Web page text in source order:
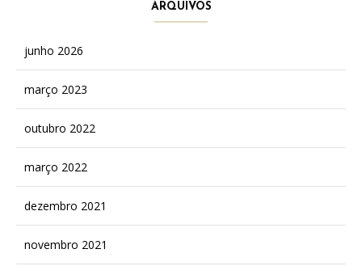
ARQUIVOS
junho 2026
março 2023
outubro 2022
março 2022
dezembro 2021
novembro 2021